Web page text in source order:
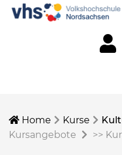
Home Kurse
Kursangebote
>>